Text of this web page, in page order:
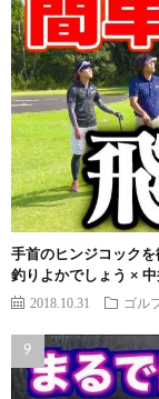
手首のヒンジコックを
釣りよかでしょう × 中
2018.10.31 ゴル